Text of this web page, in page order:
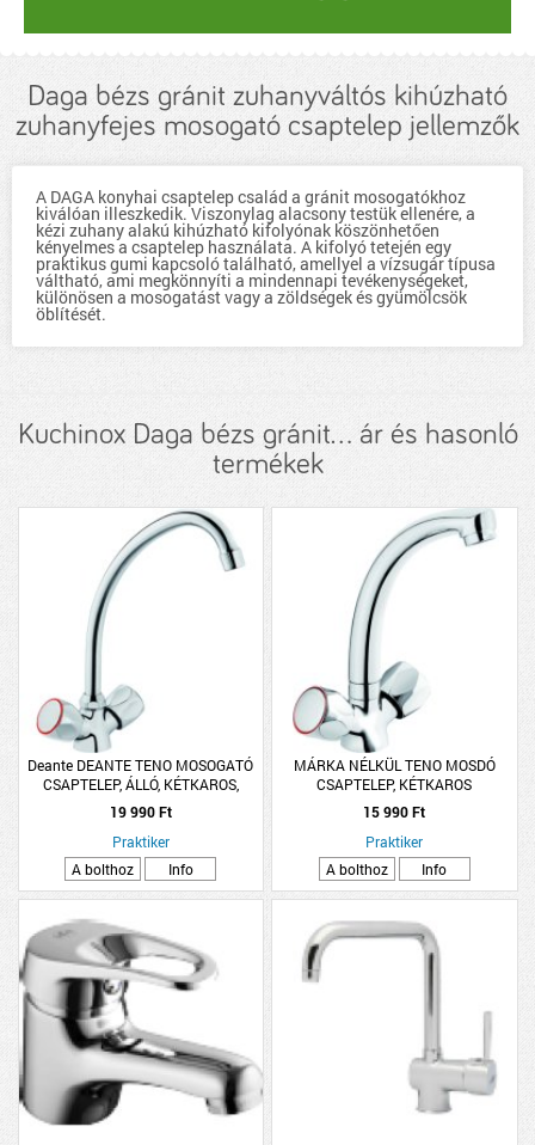
Daga bézs gránit zuhanyváltós kihúzható
zuhanyfejes mosogató csaptelep jellemzők
A DAGA konyhai csaptelep család a gránit mosogatókhoz
kiválóan illeszkedik. Viszonylag alacsony testük ellenére, a
kézi zuhany alakú kihúzható kifolyónak köszönhetően
kényelmes a csaptelep használata. A kifolyó tetején egy
praktikus gumi kapcsoló található, amellyel a vízsugár típusa
váltható, ami megkönnyíti a mindennapi tevékenységeket,
különösen a mosogatást vagy a zöldségek és gyümölcsök
öblítését.
Kuchinox Daga bézs gránit... ár és hasonló
termékek
Deante DEANTE TENO MOSOGATÓ
CSAPTELEP, ÁLLÓ, KÉTKAROS,
MAGAS, ÍVES
19 990 Ft
Praktiker
A bolthoz
Info
MÁRKA NÉLKÜL TENO MOSDÓ
CSAPTELEP, KÉTKAROS
15 990 Ft
Praktiker
A bolthoz
Info